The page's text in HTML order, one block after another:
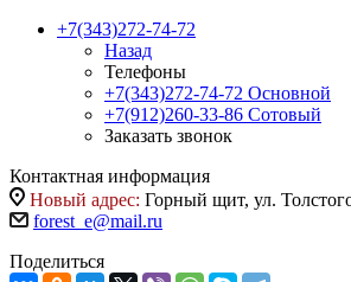
+7(343)272-74-72
Назад
Телефоны
+7(343)272-74-72 Основной
+7(912)260-33-86 Сотовый
Заказать звонок
Контактная информация
Новый адрес: Горный щит, ул.
forest_e@mail.ru
Поделиться